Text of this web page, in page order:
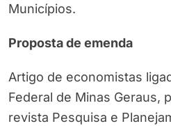
Municípios.
Proposta de emenda
Artigo de economistas
Federal de Minas Geraus,
revista Pesquisa e